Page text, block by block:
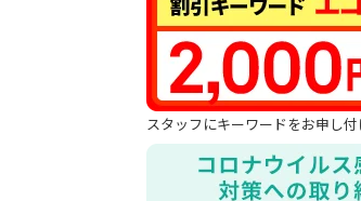
スタッフにキーワードをお申し付